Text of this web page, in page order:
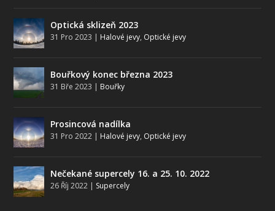
Optická sklizeň 2023
31 Pro 2023 | Halové jevy, Optické jevy
Bouřkový konec března 2023
31 Bře 2023 | Bouřky
Prosincová nadílka
31 Pro 2022 | Halové jevy, Optické jevy
Nečekané supercely 16. a 25. 10. 2022
26 Říj 2022 | Supercely